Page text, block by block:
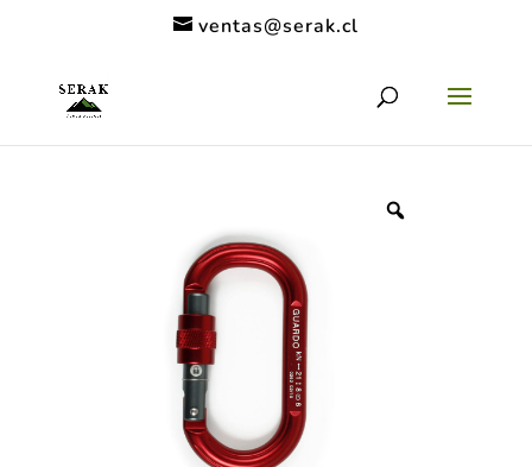
ventas@serak.cl